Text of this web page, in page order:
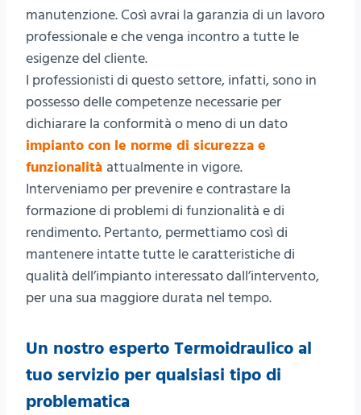
manutenzione. Così avrai la garanzia di un lavoro
professionale e che venga incontro a tutte le
esigenze del cliente.
I professionisti di questo settore, infatti, sono in
possesso delle competenze necessarie per
dichiarare la conformità o meno di un dato
impianto con le norme di sicurezza e
funzionalità attualmente in vigore.
Interveniamo per prevenire e contrastare la
formazione di problemi di funzionalità e di
rendimento. Pertanto, permettiamo così di
mantenere intatte tutte le caratteristiche di
qualità dell’impianto interessato dall’intervento,
per una sua maggiore durata nel tempo.
Un nostro esperto Termoidraulico al
tuo servizio per qualsiasi tipo di
problematica